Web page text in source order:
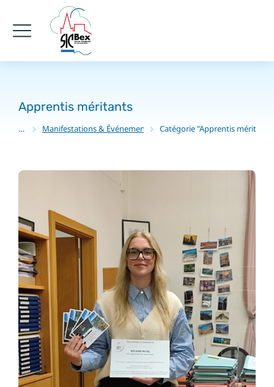
Apprentis méritants
Vous êtes ici :
Manifestations & Événement Catégorie "Apprentis